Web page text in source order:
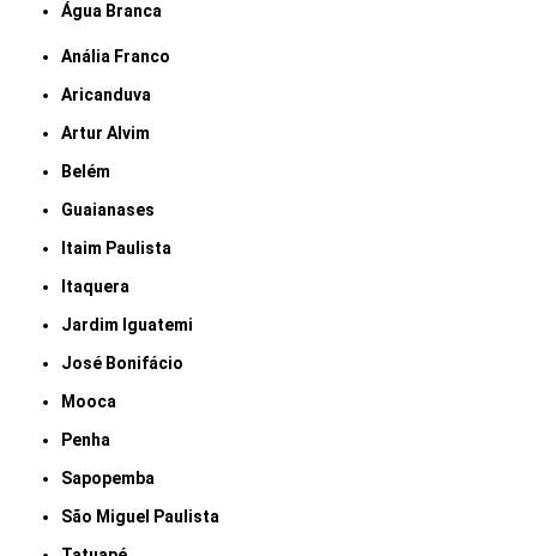
Água Branca
Anália Franco
Aricanduva
Artur Alvim
Belém
Guaianases
Itaim Paulista
Itaquera
Jardim Iguatemi
José Bonifácio
Mooca
Penha
Sapopemba
São Miguel Paulista